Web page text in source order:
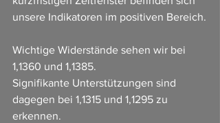
unsere Indikatoren im positiven Bereich.
Wichtige Widerstände sehen wir bei
1,1360 und 1,1385.
Signifikante Unterstützungen sind
dagegen bei 1,1315 und 1,1295 zu
erkennen.